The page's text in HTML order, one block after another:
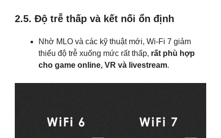
2.5. Độ trễ thấp và kết nối ổn định
Nhờ MLO và các kỹ thuật mới, Wi-Fi 7 giảm
thiểu độ trễ xuống mức rất thấp, rất phù hợp
cho game online, VR và livestream.